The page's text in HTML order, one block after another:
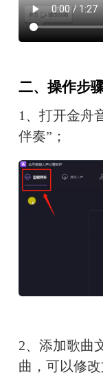
二、操作步
1、打开金舟
伴奏”；
2、添加歌曲
曲，可以修